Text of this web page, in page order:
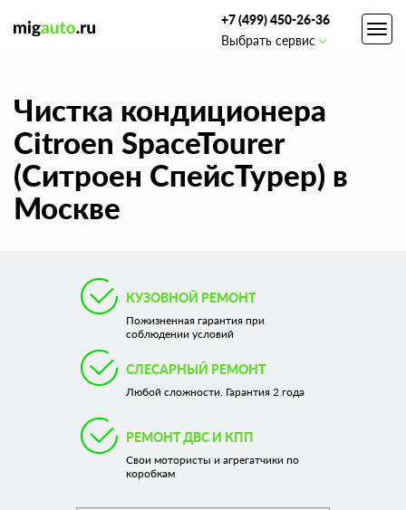
+7 (499) 450-26-36
Выбрать сервис
Чистка кондиционера
Citroen SpaceTourer
(Ситроен СпейсТурер) в
Москве
КУЗОВНОЙ РЕМОНТ
Пожизненная гарантия при
соблюдении условий
СЛЕСАРНЫЙ РЕМОНТ
Любой сложности. Гарантия 2 года
РЕМОНТ ДВС И КПП
Свои мотористы и агрегатчики по
коробкам